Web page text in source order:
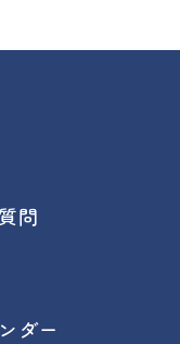
問
ダー